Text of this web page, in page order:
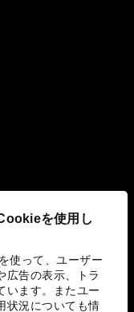
を使用し
使って、ユーザー
広告の表示、トラ
います。またユー
状況についても情